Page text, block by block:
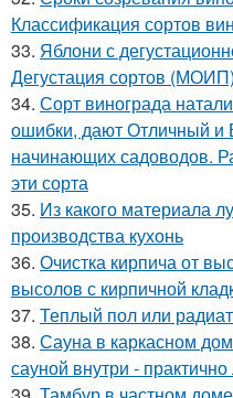
Классификация сортов
33. Яблони с
Дегустация сортов (МОИП)
34. Сорт винограда
ошибки, дают Отличный и
начинающих садоводов.
эти сорта
35. Из какого материала
производства кухонь
36. Очистка кирпича от
высолов с кирпичной
37. Теплый пол или
38. Сауна в каркасном
сауной внутри - практично